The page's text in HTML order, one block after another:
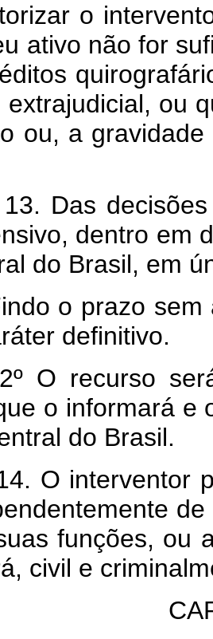
o interventor
ativo não for
extrajudicial, ou
ou, a
Das
dentro em
do Brasil, em
o prazo sem a
definitivo.
será
o informará e
do Brasil.
O interventor
funções, ou
civil e